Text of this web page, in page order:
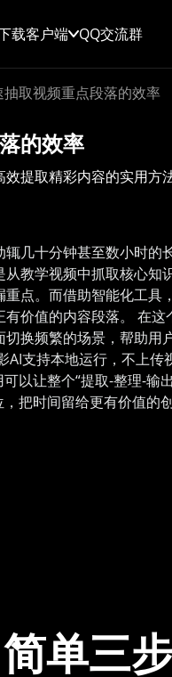
载客户端 QQ交流群
抽取视频重点段落的效率
的效率
提取精彩内容的实用方
几十分钟甚至数小时
教学视频中抓取核心
点。而借助智能化工
价值的内容段落。 在
换频繁的场景，帮助
AI支持本地运行，不上
以让整个“提取-整理-
把时间留给更有价值的创
简单三